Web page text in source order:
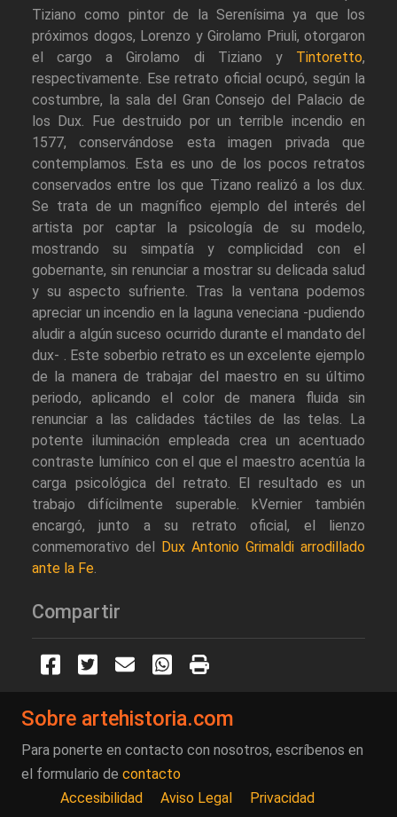
Tiziano como pintor de la Serenísima ya que los
próximos dogos, Lorenzo y Girolamo Priuli, otorgaron
el cargo a Girolamo di Tiziano y Tintoretto,
respectivamente. Ese retrato oficial ocupó, según la
costumbre, la sala del Gran Consejo del Palacio de
los Dux. Fue destruido por un terrible incendio en
1577, conservándose esta imagen privada que
contemplamos. Esta es uno de los pocos retratos
conservados entre los que Tizano realizó a los dux.
Se trata de un magnífico ejemplo del interés del
artista por captar la psicología de su modelo,
mostrando su simpatía y complicidad con el
gobernante, sin renunciar a mostrar su delicada salud
y su aspecto sufriente. Tras la ventana podemos
apreciar un incendio en la laguna veneciana -pudiendo
aludir a algún suceso ocurrido durante el mandato del
dux- . Este soberbio retrato es un excelente ejemplo
de la manera de trabajar del maestro en su último
periodo, aplicando el color de manera fluida sin
renunciar a las calidades táctiles de las telas. La
potente iluminación empleada crea un acentuado
contraste lumínico con el que el maestro acentúa la
carga psicológica del retrato. El resultado es un
trabajo difícilmente superable. kVernier también
encargó, junto a su retrato oficial, el lienzo
conmemorativo del
Dux Antonio Grimaldi arrodillado
ante la Fe.
Compartir
Sobre artehistoria.com
Para ponerte en contacto con nosotros, escríbenos en
el formulario de contacto
Accesibilidad
Aviso Legal Privacidad